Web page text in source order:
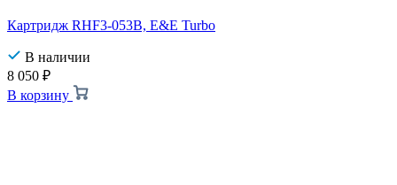
Картридж RHF3-053B, E&E Turbo
В наличии
8 050 ₽
В корзину